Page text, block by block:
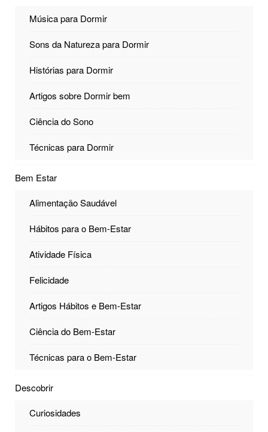
Música para Dormir
Sons da Natureza para Dormir
Histórias para Dormir
Artigos sobre Dormir bem
Ciência do Sono
Técnicas para Dormir
Bem Estar
Alimentação Saudável
Hábitos para o Bem-Estar
Atividade Física
Felicidade
Artigos Hábitos e Bem-Estar
Ciência do Bem-Estar
Técnicas para o Bem-Estar
Descobrir
Curiosidades